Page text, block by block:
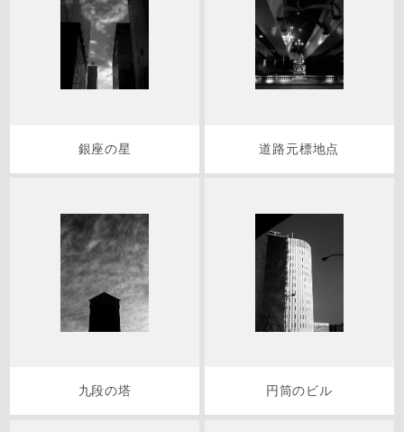
銀座の星 道路元標地点
九段の塔 円筒のビル